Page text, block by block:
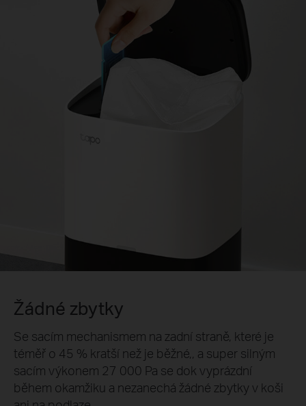
Žádné zbytky
Se sacím mechanismem na zadní straně, které je
téměř o 45 % kratší než je běžné,, a super silným
sacím výkonem 27 000 Pa se dok vyprázdní
během okamžiku a nezanechá žádné zbytky v koši